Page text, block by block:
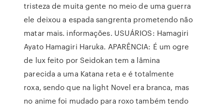
tristeza de muita gente no meio de uma guerra
ele deixou a espada sangrenta prometendo não
matar mais. informações. USUÁRIOS: Hamagiri
Ayato Hamagiri Haruka. APARÊNCIA: É um ogre
de lux feito por Seidokan tem a lâmina
parecida a uma Katana reta e é totalmente
roxa, sendo que na light Novel era branca, mas
no anime foi mudado para roxo também tendo